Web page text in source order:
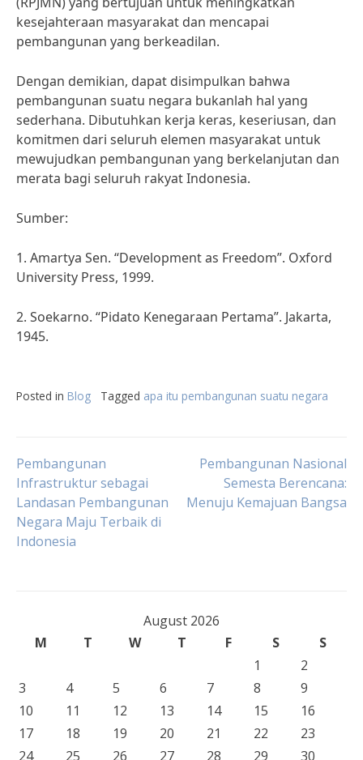
kesejahteraan masyarakat dan mencapai
pembangunan yang berkeadilan.
Dengan demikian, dapat disimpulkan bahwa
pembangunan suatu negara bukanlah hal yang
sederhana. Dibutuhkan kerja keras, keseriusan, dan
komitmen dari seluruh elemen masyarakat untuk
mewujudkan pembangunan yang berkelanjutan dan
merata bagi seluruh rakyat Indonesia.
Sumber:
1. Amartya Sen. “Development as Freedom”. Oxford
University Press, 1999.
2. Soekarno. “Pidato Kenegaraan Pertama”. Jakarta,
1945.
Posted in Blog Tagged apa itu pembangunan suatu negara
Post
navigation
Pembangunan
Infrastruktur sebagai
Landasan Pembangunan
Negara Maju Terbaik di
Indonesia
Pembangunan Nasional
Semesta Berencana:
Menuju Kemajuan Bangsa
August 2026
M
T W T F S
S
1
2
3
4 5 6 7 8
9
10
11 12 13 14 15
16
17
18 19 20 21 22
23
24
25 26 27 28 29 30